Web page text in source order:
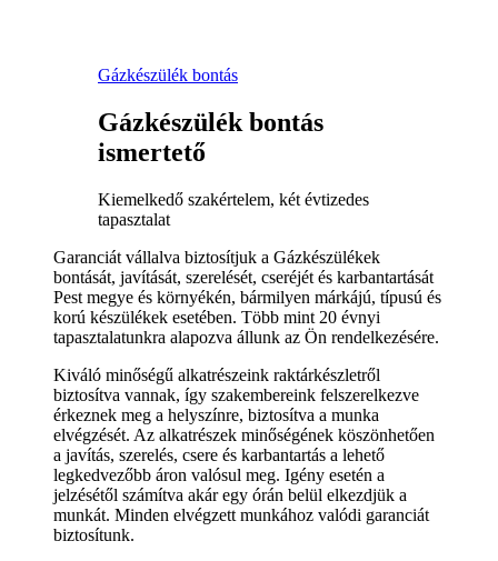
Gázkészülék bontás
Gázkészülék bontás
ismertető
Kiemelkedő szakértelem, két évtizedes
tapasztalat
Garanciát vállalva biztosítjuk a Gázkészülékek
bontását, javítását, szerelését, cseréjét és karbantartását
Pest megye és környékén, bármilyen márkájú, típusú és
korú készülékek esetében. Több mint 20 évnyi
tapasztalatunkra alapozva állunk az Ön rendelkezésére.
Kiváló minőségű alkatrészeink raktárkészletről
biztosítva vannak, így szakembereink felszerelkezve
érkeznek meg a helyszínre, biztosítva a munka
elvégzését. Az alkatrészek minőségének köszönhetően
a javítás, szerelés, csere és karbantartás a lehető
legkedvezőbb áron valósul meg. Igény esetén a
jelzésétől számítva akár egy órán belül elkezdjük a
munkát. Minden elvégzett munkához valódi garanciát
biztosítunk.